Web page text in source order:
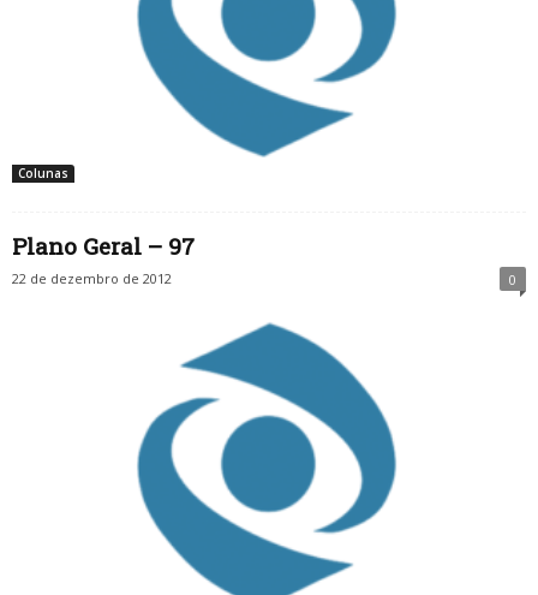
Colunas
Plano Geral – 97
22 de dezembro de 2012 0